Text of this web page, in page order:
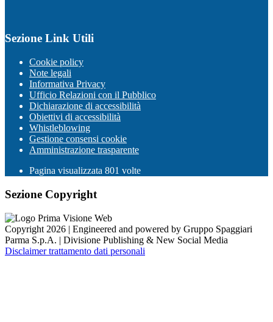
Sezione Link Utili
Cookie policy
Note legali
Informativa Privacy
Ufficio Relazioni con il Pubblico
Dichiarazione di accessibilità
Obiettivi di accessibilità
Whistleblowing
Gestione consensi cookie
Amministrazione trasparente
Pagina visualizzata 801 volte
Sezione Copyright
Copyright 2026 | Engineered and powered by Gruppo Spaggiari
Parma S.p.A. | Divisione Publishing & New Social Media
Disclaimer trattamento dati personali